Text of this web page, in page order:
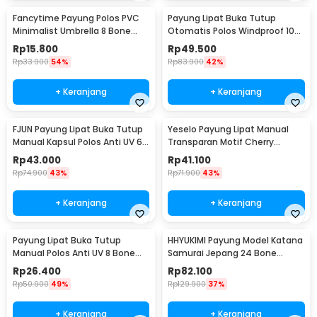
payung lipat yang satu ini di berbagai macam cuaca saat Anda
bepergian.
Kelengkapan Produk
Rincian yang Anda dapatkan untuk pembelian produk ini:
1 x NINETYGO Payung Lipat Buka Tutup Otomatis Polos Anti UV 8
Bone 108cm - 2008U
Fancytime Payung Polos PVC
Minimalist Umbrella 8 Bone
90cm - P075
Rp15.800
Rp33.900 54%
+ Keranjang
Payung Lipat Buka Tutup
Otomatis Polos Windproof 10
Bone 105cm - CJZ13
Rp49.500
Rp83.900 42%
+ Keranjang
FJUN Payung Lipat Buka Tutup
Manual Kapsul Polos Anti UV 6
Bone 87cm - PAS341
Rp43.000
Rp74.900 43%
+ Keranjang
Yeselo Payung Lipat Manual
Transparan Motif Cherry
Blossom 8 Bone 95cm - E023
Rp41.100
Rp71.900 43%
+ Keranjang
Payung Lipat Buka Tutup
Manual Polos Anti UV 8 Bone
95cm - UM162
Rp26.400
Rp50.900 49%
+ Keranjang
HHYUKIMI Payung Model Katana
Samurai Jepang 24 Bone
105cm - B062
Rp82.100
Rp129.900 37%
+ Keranjang